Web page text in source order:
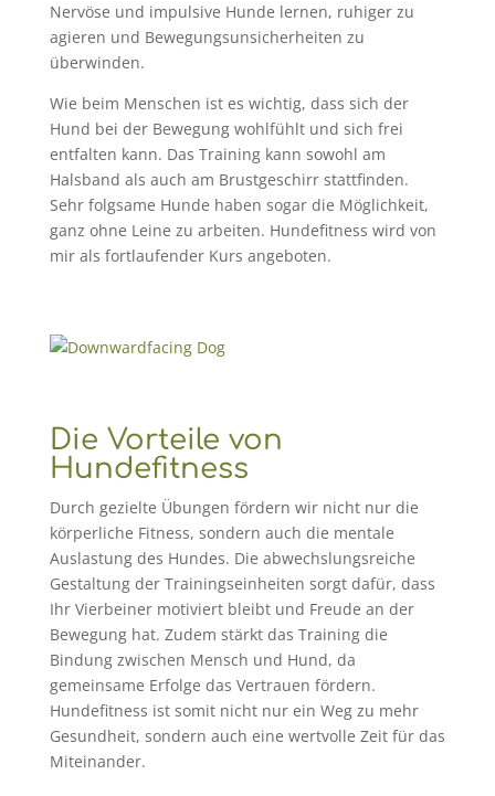
Nervöse und impulsive Hunde lernen, ruhiger zu
agieren und Bewegungsunsicherheiten zu
überwinden.
Wie beim Menschen ist es wichtig, dass sich der
Hund bei der Bewegung wohlfühlt und sich frei
entfalten kann. Das Training kann sowohl am
Halsband als auch am Brustgeschirr stattfinden.
Sehr folgsame Hunde haben sogar die Möglichkeit,
ganz ohne Leine zu arbeiten. Hundefitness wird von
mir als fortlaufender Kurs angeboten.
Die Vorteile von
Hundefitness
Durch gezielte Übungen fördern wir nicht nur die
körperliche Fitness, sondern auch die mentale
Auslastung des Hundes. Die abwechslungsreiche
Gestaltung der Trainingseinheiten sorgt dafür, dass
Ihr Vierbeiner motiviert bleibt und Freude an der
Bewegung hat. Zudem stärkt das Training die
Bindung zwischen Mensch und Hund, da
gemeinsame Erfolge das Vertrauen fördern.
Hundefitness ist somit nicht nur ein Weg zu mehr
Gesundheit, sondern auch eine wertvolle Zeit für das
Miteinander.